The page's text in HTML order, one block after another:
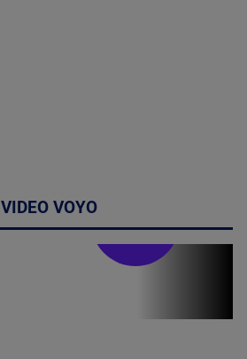
VIDEO VOYO
Stirile PRO TV